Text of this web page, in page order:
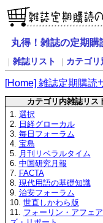
丸得！雑誌の定期購
雑誌リスト カテゴリ
[Home] 雑誌定期購読
カテゴリ内雑誌リス
1. 選択
2.
日経グローカル
3. 毎日フォーラム
4. 宝島
5.
月刊リベラルタイム
6. 中国研究月報
7.
FACTA
8. 現代用語の基礎知識
9. 治安フォーラム
10. 世直しかわら版
11. フォーリン・アフェ